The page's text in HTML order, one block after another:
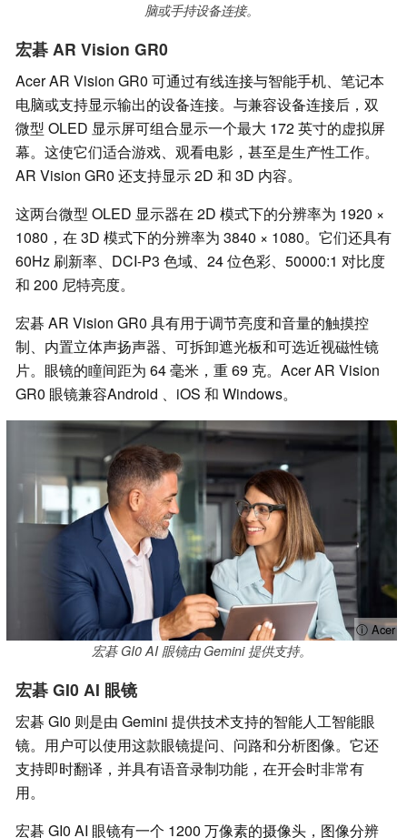
脑或手持设备连接。
宏碁 AR Vision GR0
Acer AR Vision GR0 可通过有线连接与智能手机、笔记本
电脑或支持显示输出的设备连接。与兼容设备连接后，双
微型 OLED 显示屏可组合显示一个最大 172 英寸的虚拟屏
幕。这使它们适合游戏、观看电影，甚至是生产性工作。
AR Vision GR0 还支持显示 2D 和 3D 内容。
这两台微型 OLED 显示器在 2D 模式下的分辨率为 1920 ×
1080，在 3D 模式下的分辨率为 3840 × 1080。它们还具有
60Hz 刷新率、DCI-P3 色域、24 位色彩、50000:1 对比度
和 200 尼特亮度。
宏碁 AR Vision GR0 具有用于调节亮度和音量的触摸控
制、内置立体声扬声器、可拆卸遮光板和可选近视磁性镜
片。眼镜的瞳间距为 64 毫米，重 69 克。Acer AR Vision
GR0 眼镜兼容Android 、iOS 和 Windows。
ⓘ Acer
宏碁 GI0 AI 眼镜由 Gemini 提供支持。
宏碁 GI0 AI 眼镜
宏碁 GI0 则是由 Gemini 提供技术支持的智能人工智能眼
镜。用户可以使用这款眼镜提问、问路和分析图像。它还
支持即时翻译，并具有语音录制功能，在开会时非常有
用。
宏碁 GI0 AI 眼镜有一个 1200 万像素的摄像头，图像分辨